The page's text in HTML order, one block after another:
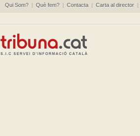
Qui Som? | Què fem? | Contacta | Carta al director |